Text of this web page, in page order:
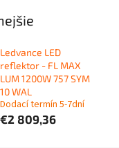
Ledvance LED
reflektor - FL MAX
LUM 1200W 757 SYM
10 WAL
Dodací termín 5-7dní
€2 809,36